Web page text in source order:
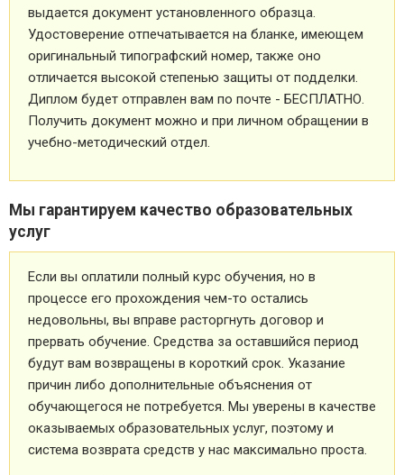
выдается документ установленного образца.
Удостоверение отпечатывается на бланке, имеющем
оригинальный типографский номер, также оно
отличается высокой степенью защиты от подделки.
Диплом будет отправлен вам по почте - БЕСПЛАТНО.
Получить документ можно и при личном обращении в
учебно-методический отдел.
Мы гарантируем качество образовательных
услуг
Если вы оплатили полный курс обучения, но в
процессе его прохождения чем-то остались
недовольны, вы вправе расторгнуть договор и
прервать обучение. Средства за оставшийся период
будут вам возвращены в короткий срок. Указание
причин либо дополнительные объяснения от
обучающегося не потребуется. Мы уверены в качестве
оказываемых образовательных услуг, поэтому и
система возврата средств у нас максимально проста.